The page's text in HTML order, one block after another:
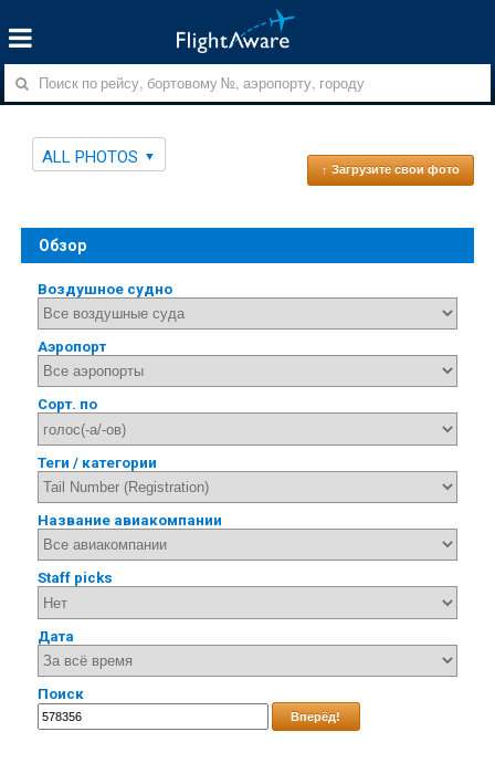
ALL PHOTOS
↑ Загрузите свои фото
Обзор
Воздушное судно
Аэропорт
Сорт. по
Теги / категории
Название авиакомпании
Staff picks
Дата
Поиск
Вперёд!